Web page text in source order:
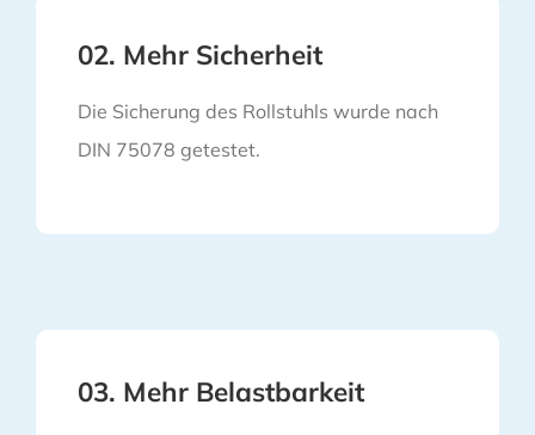
02. Mehr Sicherheit
Die Sicherung des Rollstuhls wurde nach
DIN 75078 getestet.
03. Mehr Belastbarkeit